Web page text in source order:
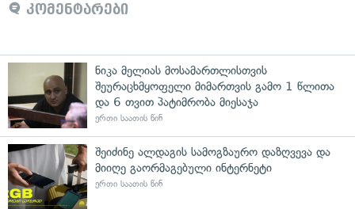
კომენტარები
ნიკა მელიას მოსამართლისთვის
შეურაცხმყოფელი მიმართვის გამო 1 წლითა
და 6 თვით პატიმრობა მიესაჯა
ერთი საათის წინ
შეიძინე ალდაგის სამოგზაურო დაზღვევა და
მიიღე გაორმაგებული ინტერნეტი
ერთი საათის წინ